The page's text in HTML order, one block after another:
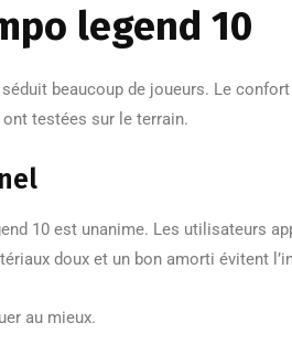
legend 10
beaucoup de joueurs. Le
testées sur le terrain.
10 est unanime. Les utilisateurs
doux et un bon amorti évitent
au mieux.